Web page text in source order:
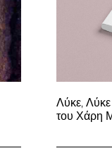
Λύκε,
του Χάρη